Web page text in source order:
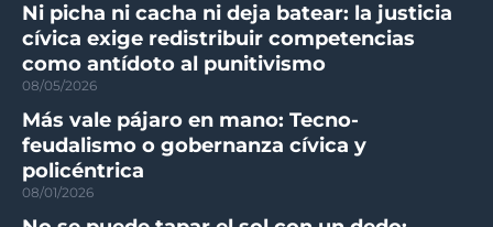
Ni picha ni cacha ni deja batear: la justicia
cívica exige redistribuir competencias
como antídoto al punitivismo
08/05/2026
Más vale pájaro en mano: Tecno-
feudalismo o gobernanza cívica y
policéntrica
08/01/2026